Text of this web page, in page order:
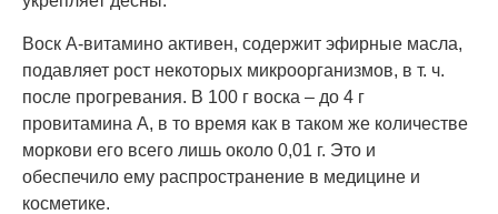
Воск А-витамино активен, содержит эфирные масла,
подавляет рост некоторых микроорганизмов, в т. ч.
после прогревания. В 100 г воска – до 4 г
провитамина А, в то время как в таком же количестве
моркови его всего лишь около 0,01 г. Это и
обеспечило ему распространение в медицине и
косметике.